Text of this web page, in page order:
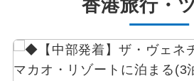
香港旅行・